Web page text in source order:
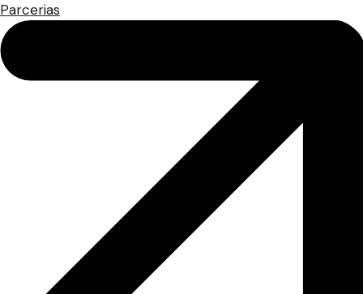
Parcerias